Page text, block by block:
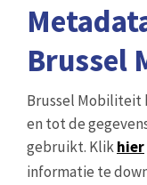
Brussel
Brussel Mobiliteit
en tot de
gebruikt. Klikhier
informatie te